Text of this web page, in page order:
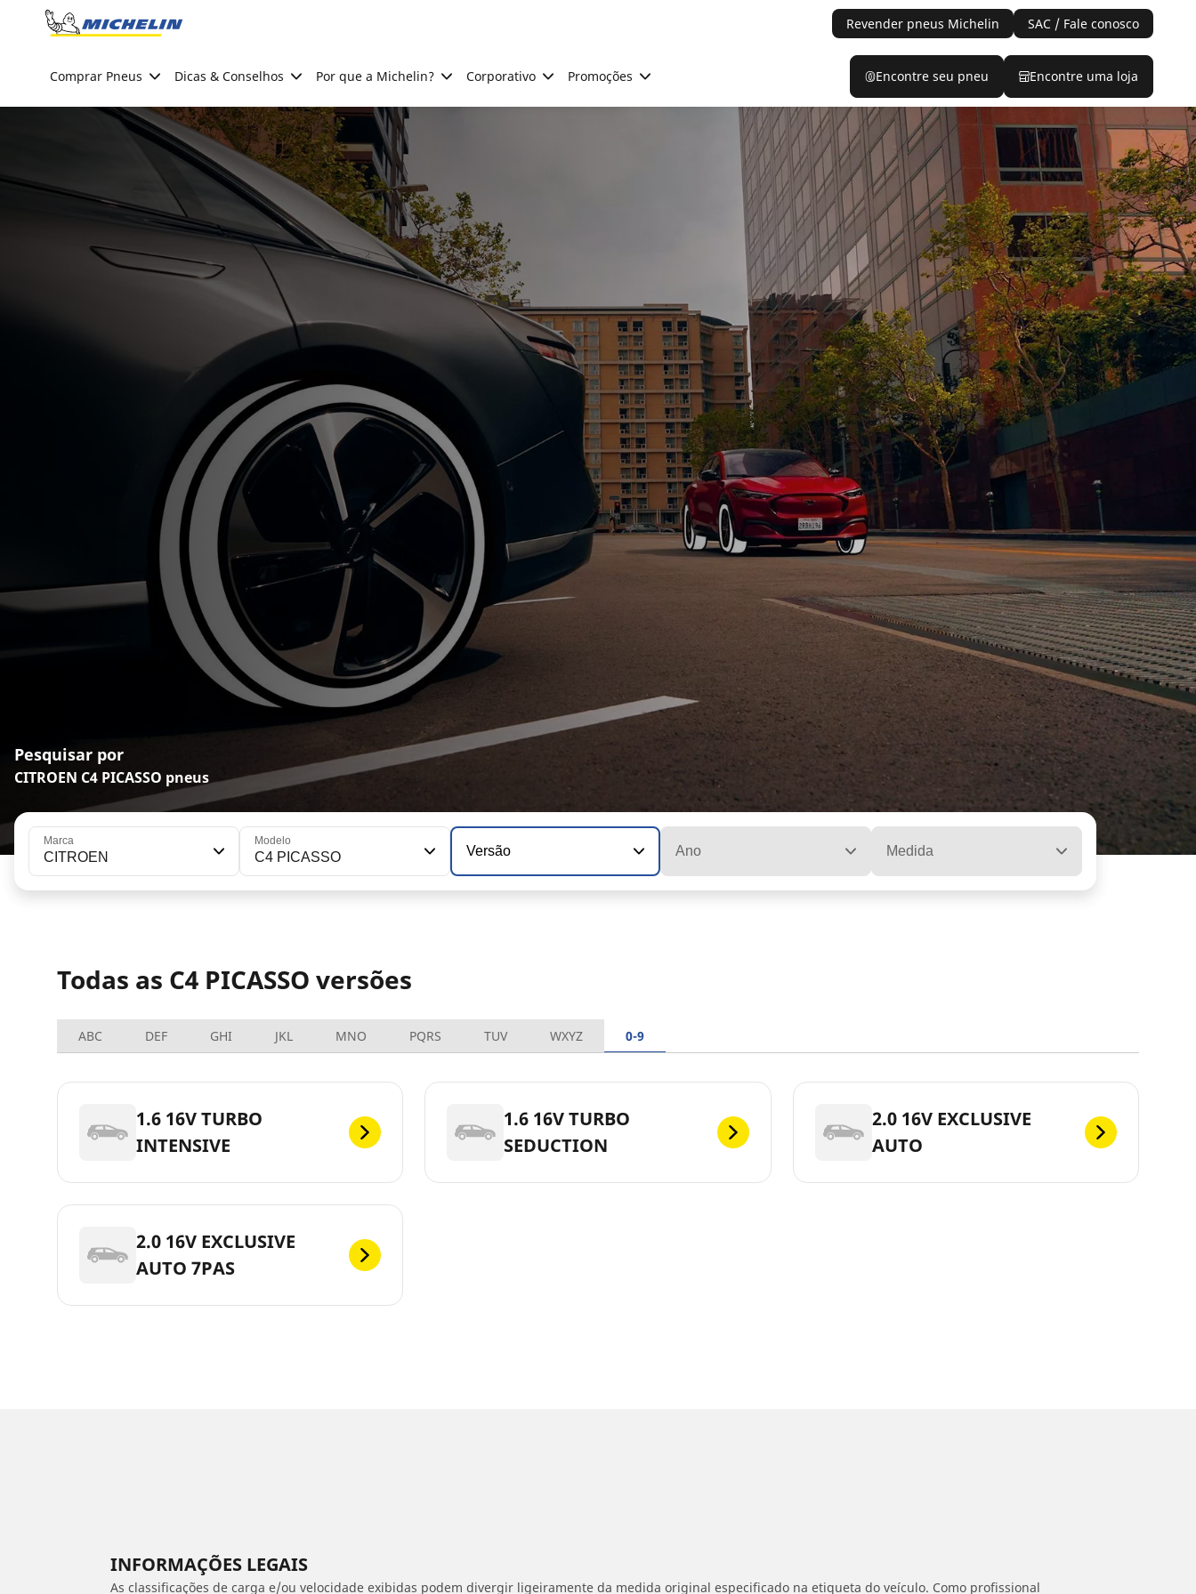
Go to page content
Revender pneus Michelin SAC / Fale conosco
Comprar Pneus Dicas & Conselhos Por que a Michelin? Corporativo Promoções Encontre seu pneu Encontre uma loja
Pesquisar por
CITROEN C4 PICASSO pneus
Marca
CITROEN
Modelo
C4 PICASSO Versão Ano Medida
Todas as C4 PICASSO versões
ABC DEF GHI JKL MNO PQRS TUV WXYZ 0-9
1.6 16V TURBO
INTENSIVE
1.6 16V TURBO
SEDUCTION
2.0 16V EXCLUSIVE
AUTO
2.0 16V EXCLUSIVE
AUTO 7PAS
INFORMAÇÕES LEGAIS
As classificações de carga e/ou velocidade exibidas podem divergir ligeiramente da medida original especificado na etiqueta do veículo. Como profissional